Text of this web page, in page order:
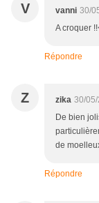
V vanni 30/
A croquer
Répondre
Z zika 30/
De bien
de
Répondre